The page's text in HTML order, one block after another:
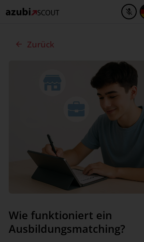
Zurück
Wie funktioniert ein
Ausbildungsmatching?